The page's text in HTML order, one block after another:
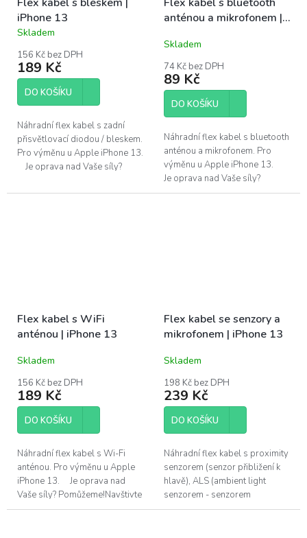
iPhone 13
Průměrné
produktu
je
5,0
hvězdiček.
Skladem
156 Kč bez DPH
189 Kč
DO KOŠÍKU
Náhradní flex kabel s zadní
přisvětlovací diodou / bleskem.
Pro výměnu u Apple iPhone 13.
Je oprava nad Vaše síly?
v...
anténou a mikrofonem |
Skladem
74 Kč bez DPH
89 Kč
DO KOŠÍKU
Náhradní flex kabel s bluetooth
anténou a mikrofonem. Pro
výměnu u Apple iPhone 13.
Je oprava nad Vaše síly?
Pomůžeme!Navštivte náš servis
Flex kabel s WiFi
anténou | iPhone 13
Skladem
156 Kč bez DPH
189 Kč
DO KOŠÍKU
Náhradní flex kabel s Wi-Fi
anténou. Pro výměnu u Apple
iPhone 13. Je oprava nad
Vaše síly? Pomůžeme!Navštivte
náš servis v Praze.
Flex kabel se senzory a
mikrofonem | iPhone 13
Skladem
198 Kč bez DPH
239 Kč
DO KOŠÍKU
Náhradní flex kabel s proximity
senzorem (senzor přibližení k
hlavě), ALS (ambient light
senzorem - senzorem
automatického jasu) a předním